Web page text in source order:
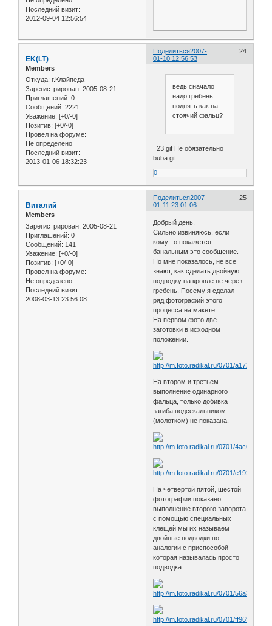
Последний визит:
2012-09-04 12:56:54
Поделиться 24
2007-
01-10 12:56:53
EK(LT)
Members
Откуда: г.Клайпеда
Зарегистрирован: 2005-08-21
Приглашений: 0
Сообщений: 2221
Уважение: [+0/-0]
Позитив: [+0/-0]
Провел на форуме:
Не определено
Последний визит:
2013-01-06 18:32:23
ведь сначало
надо гребень
поднять как на
стоячий фальц?
23.gif Не обязательно
buba.gif
0
Поделиться 25
2007-
01-11 23:01:06
Виталий
Members
Зарегистрирован: 2005-08-21
Приглашений: 0
Сообщений: 141
Уважение: [+0/-0]
Позитив: [+0/-0]
Провел на форуме:
Не определено
Последний визит:
2008-03-13 23:56:08
Добрый день.
Сильно извиняюсь, если
кому-то покажется
банальным это сообщение.
Но мне показалось, не все
знают, как сделать двойную
подводку на кровле не через
гребень. Посему я сделал
ряд фотографий этого
процесса на макете.
На первом фото две
заготовки в исходном
положении.
На втором и третьем
выполнение одинарного
фальца, только добивка
загиба подсекальником
(молотком) не показана.
На четвёртой пятой, шестой
фотографии показано
выполнение второго заворота
с помощью специальных
клещей мы их называем
двойные подводки по
аналогии с приспособой
которая называлась просто
подводка.